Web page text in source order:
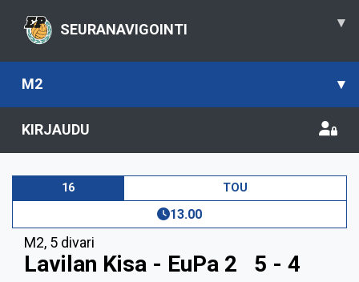
SEURANAVIGOINTI ▾
M2 ▾
KIRJAUDU
16 TOU
13.00
M2, 5 divari
Lavilan Kisa - EuPa 2 5 - 4